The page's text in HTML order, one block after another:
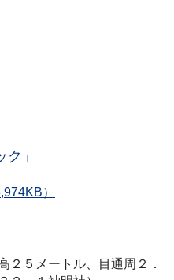
」
）
２５メートル、目通周２．